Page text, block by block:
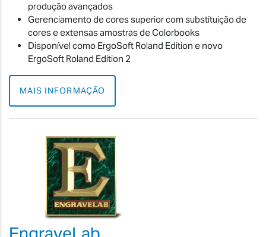
produção avançados
Gerenciamento de cores superior com substituição de
cores e extensas amostras de Colorbooks
Disponível como ErgoSoft Roland Edition e novo
ErgoSoft Roland Edition 2
MAIS INFORMAÇÃO